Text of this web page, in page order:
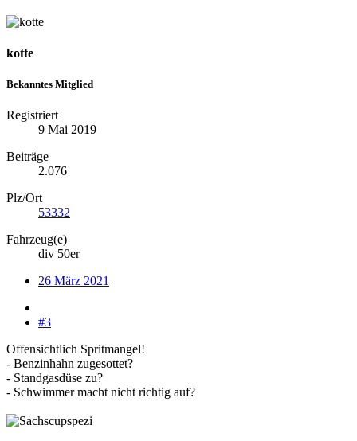
kotte
Bekanntes Mitglied
Registriert
9 Mai 2019
Beiträge
2.076
Plz/Ort
53332
Fahrzeug(e)
div 50er
26 März 2021
#3
Offensichtlich Spritmangel!
- Benzinhahn zugesottet?
- Standgasdüse zu?
- Schwimmer macht nicht richtig auf?